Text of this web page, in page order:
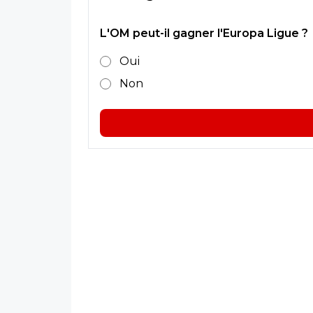
L'OM peut-il gagner l'Europa Ligue ?
Oui
Non